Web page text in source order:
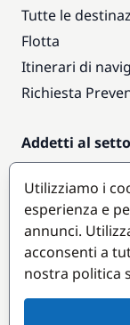
Tutte le
Flotta
Itinerari di
Richiesta
Addetti al
Accesso
Diventare
Destinazioni
Utilizziamo i
esperienza e
annunci.
acconsenti a
nostra politica